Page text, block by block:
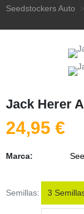
Seedstockers Auto
Jack Herer
24,95 €
Marca:
Semillas: 3